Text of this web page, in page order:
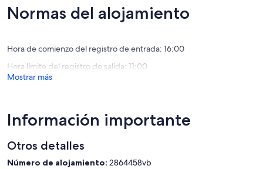
Views!
Lake
(2 comentarios)
Normas del alojamiento
Hora de comienzo del registro de entrada: 16:00
Hora límite del registro de salida: 11:00
Mostrar más
Información importante
Otros detalles
Número de alojamiento: 2864458vb